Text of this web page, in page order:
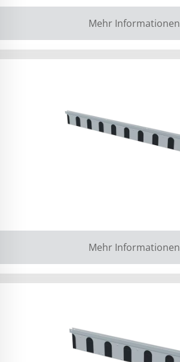
Mehr Informationen
Mehr Informationen